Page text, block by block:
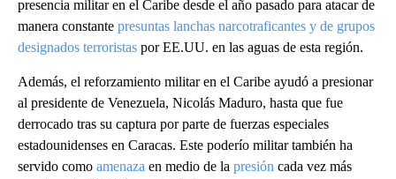
presencia militar en el Caribe desde el año pasado para atacar de
manera constante presuntas lanchas narcotraficantes y de grupos
designados terroristas por EE.UU. en las aguas de esta región.
Además, el reforzamiento militar en el Caribe ayudó a presionar
al presidente de Venezuela, Nicolás Maduro, hasta que fue
derrocado tras su captura por parte de fuerzas especiales
estadounidenses en Caracas. Este poderío militar también ha
servido como amenaza en medio de la presión cada vez más